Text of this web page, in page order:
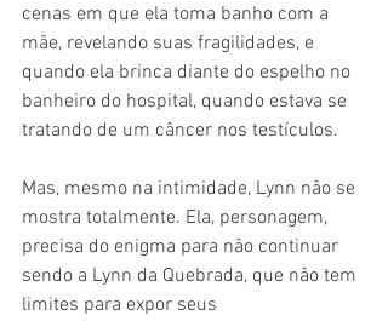
cenas em que ela toma banho com a
mãe, revelando suas fragilidades, e
quando ela brinca diante do espelho no
banheiro do hospital, quando estava se
tratando de um câncer nos testículos.
Mas, mesmo na intimidade, Lynn não se
mostra totalmente. Ela, personagem,
precisa do enigma para não continuar
sendo a Lynn da Quebrada, que não tem
limites para expor seus